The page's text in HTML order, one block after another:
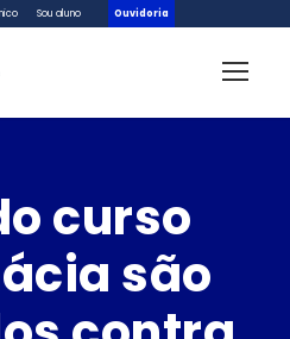
Sou aluno Ouvidoria
curso
são